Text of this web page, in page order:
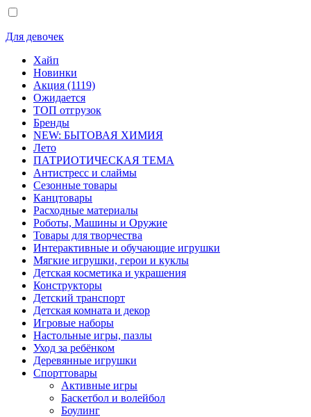
Для девочек
Хайп
Новинки
Акция (1119)
Ожидается
ТОП отгрузок
Бренды
NEW: БЫТОВАЯ ХИМИЯ
Лето
ПАТРИОТИЧЕСКАЯ ТЕМА
Антистресс и слаймы
Сезонные товары
Канцтовары
Расходные материалы
Роботы, Машины и Оружие
Товары для творчества
Интерактивные и обучающие игрушки
Мягкие игрушки, герои и куклы
Детская косметика и украшения
Конструкторы
Детский транспорт
Детская комната и декор
Игровые наборы
Настольные игры, пазлы
Уход за ребёнком
Деревянные игрушки
Спорттовары
Активные игры
Баскетбол и волейбол
Боулинг